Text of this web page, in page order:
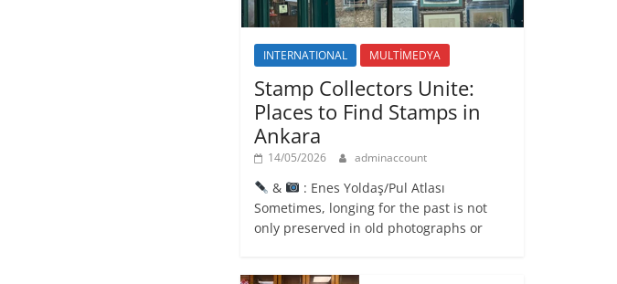
INTERNATIONAL MULTİMEDYA
Stamp Collectors Unite:
Places to Find Stamps in
Ankara
14/05/2026 adminaccount
&
: Enes Yoldaş/Pul Atlası
Sometimes, longing for the past is not
only preserved in old photographs or